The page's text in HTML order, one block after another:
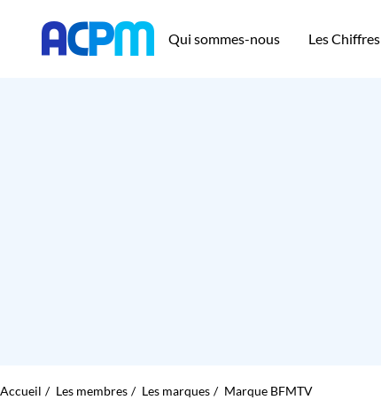
Qui sommes-nous Les Chiffres
Accueil Les membres Les marques Marque BFMTV